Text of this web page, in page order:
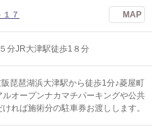
７ MAP
分JR大津駅徒歩1８分
琵琶湖浜大津駅から徒歩1分♪菱屋町
オープンナカマチパーキングや公共
れば施術分の駐車券お渡しします。